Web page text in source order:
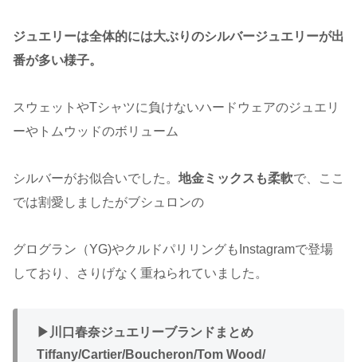
ジュエリーは全体的には大ぶりのシルバージュエリーが出
番が多い様子。
スウェットやTシャツに負けないハードウェアのジュエリ
ーやトムウッドのボリューム
シルバーがお似合いでした。 地金ミックスも柔軟で、ここ
では割愛しましたがブシュロンの
グログラン（YG)やクルドパリリングもInstagramで登場
しており、さりげなく重ねられていました。
▶︎川口春奈ジュエリーブランドまとめ
Tiffany/Cartier/Boucheron/Tom Wood/